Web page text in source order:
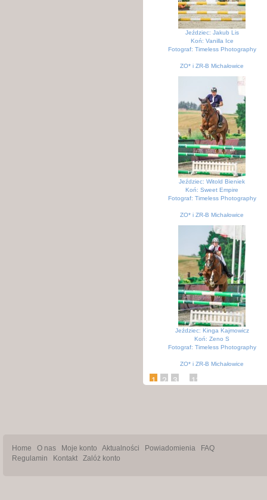
Jeździec: Jakub Lis
Koń: Vanilla Ice
Fotograf: Timeless Photography
ZO* i ZR-B Michałowice
Jeździec: Witold Bieniek
Koń: Sweet Empire
Fotograf: Timeless Photography
ZO* i ZR-B Michałowice
Jeździec: Kinga Kajmowicz
Koń: Zeno S
Fotograf: Timeless Photography
ZO* i ZR-B Michałowice
1 2 3 ...11
Home O nas Moje konto Aktualności Powiadomienia
FAQ
Regulamin
Kontakt Zalóż konto